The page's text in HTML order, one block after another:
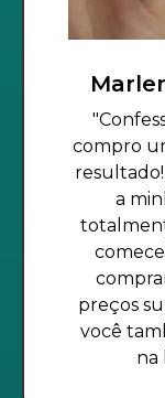
compro
a
preços
você
na